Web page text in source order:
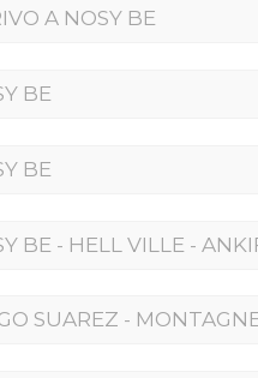
A NOSY BE
BE
BE
BE - HELL VILLE -
SUAREZ -